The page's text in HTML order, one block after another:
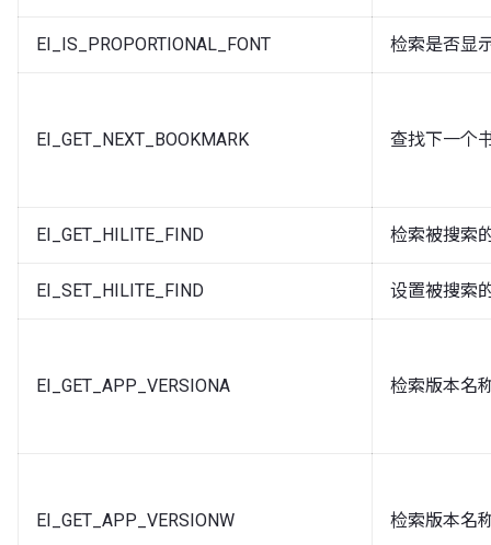
EI_IS_PROPORTIONAL_FONT 检索是否显
EI_GET_NEXT_BOOKMARK 查找下一个
EI_GET_HILITE_FIND 检索被搜索
EI_SET_HILITE_FIND 设置被搜索
EI_GET_APP_VERSIONA 检索版本名
EI_GET_APP_VERSIONW 检索版本名